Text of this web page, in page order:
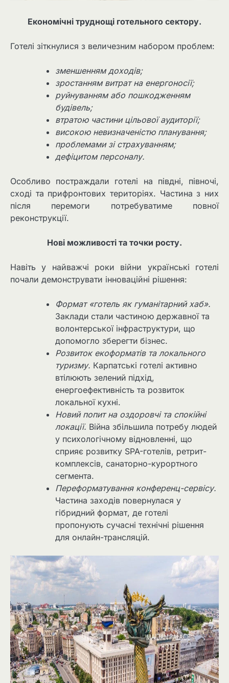
Економічні труднощі готельного сектору.
Готелі зіткнулися з величезним набором проблем:
зменшенням доходів;
зростанням витрат на енергоносії;
руйнуванням або пошкодженням
будівель;
втратою частини цільової аудиторії;
високою невизначеністю планування;
проблемами зі страхуванням;
дефіцитом персоналу.
Особливо постраждали готелі на півдні, півночі,
сході та прифронтових територіях. Частина з них
після перемоги потребуватиме повної
реконструкції.
Нові можливості та точки росту.
Навіть у найважчі роки війни українські готелі
почали демонструвати інноваційні рішення:
Формат «готель як гуманітарний хаб».
Заклади стали частиною державної та
волонтерської інфраструктури, що
допомогло зберегти бізнес.
Розвиток екоформатів та локального
туризму. Карпатські готелі активно
втілюють зелений підхід,
енергоефективність та розвиток
локальної кухні.
Новий попит на оздоровчі та спокійні
локації. Війна збільшила потребу людей
у психологічному відновленні, що
сприяє розвитку SPA-готелів, ретрит-
комплексів, санаторно-курортного
сегмента.
Переформатування конференц-сервісу.
Частина заходів повернулася у
гібридний формат, де готелі
пропонують сучасні технічні рішення
для онлайн-трансляцій.